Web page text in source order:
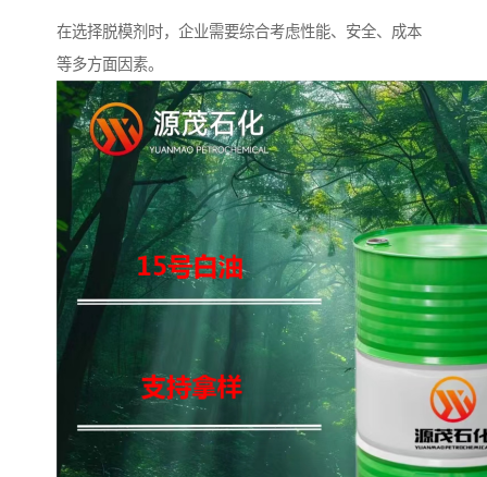
在选择脱模剂时，企业需要综合考虑性能、安全、成本
等多方面因素。